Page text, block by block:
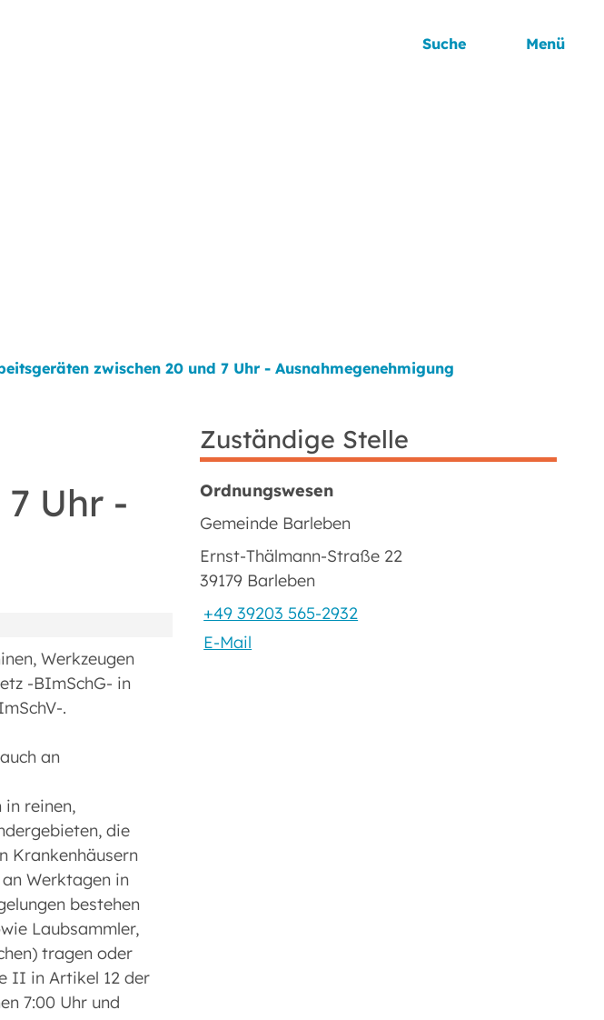
Suche Menü
zwischen 20 und 7 Uhr - Ausnahmegenehmigung
Uhr -
Werkzeugen
-BImSchG- in
.
an
in reinen,
die
Krankenhäusern
Werktagen in
bestehen
Laubsammler,
tragen oder
II in Artikel 12 der
7:00 Uhr und
Zuständige Stelle
Ordnungswesen
Gemeinde Barleben
Ernst-Thälmann-Straße 22
39179 Barleben
+49 39203 565-2932
E-Mail